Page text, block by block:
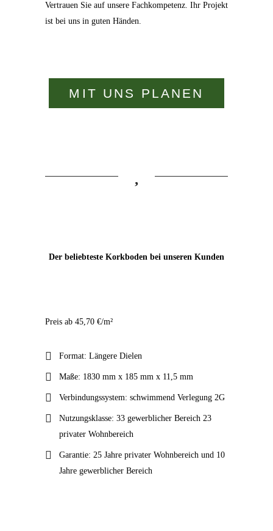
Vertrauen Sie auf unsere Fachkompetenz. Ihr Projekt
ist bei uns in guten Händen.
MIT UNS PLANEN
Der beliebteste Korkboden bei unseren Kunden
PRIME OAK
Preis ab 45,70 €/m²
Format: Längere Dielen
Maße: 1830 mm x 185 mm x 11,5 mm
Verbindungssystem: schwimmend Verlegung 2G
Nutzungsklasse: 33 gewerblicher Bereich 23
privater Wohnbereich
Garantie: 25 Jahre privater Wohnbereich und 10
Jahre gewerblicher Bereich